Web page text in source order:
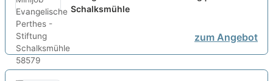
Schalksmühle
zum Angebot